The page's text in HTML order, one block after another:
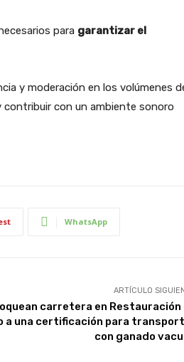
para garantizar el
y moderación en los volúmenes
contribuir con un ambiente sonoro
WhatsApp
ARTÍCULO
carretera en Restauración
a una certificación para
con ganado